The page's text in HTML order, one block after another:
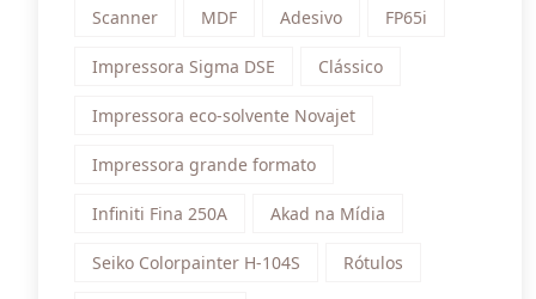
Scanner MDF Adesivo FP65i
Impressora Sigma DSE Clássico
Impressora eco-solvente Novajet
Impressora grande formato
Infiniti Fina 250A Akad na Mídia
Seiko Colorpainter H-104S Rótulos